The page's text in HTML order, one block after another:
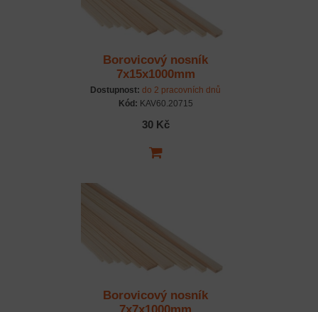
Borovicový nosník
7x15x1000mm
Dostupnost: do 2 pracovních dnů
Kód: KAV60.20715
30 Kč
Borovicový nosník